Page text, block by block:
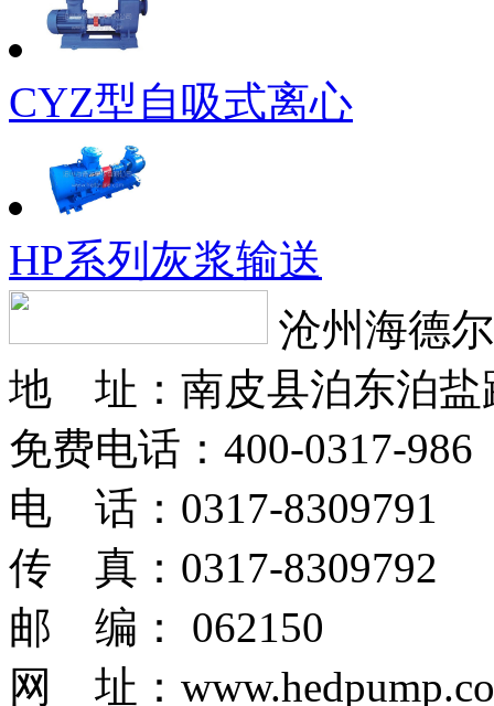
CYZ型自吸式离心
HP系列灰浆输送
沧州海德
地 址：南皮县泊东泊盐
免费电话：400-0317-986
电 话：0317-8309791
传 真：0317-8309792
邮 编： 062150
网 址：